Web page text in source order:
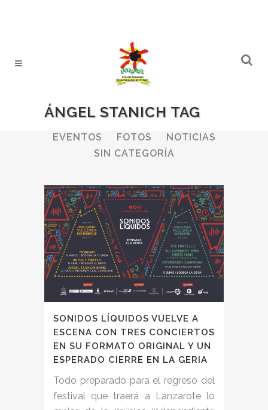
ÁNGEL STANICH TAG
ALL BODEGAS
BOLETINES
EVENTOS
FOTOS
NOTICIAS
SIN CATEGORÍA
SONIDOS LÍQUIDOS VUELVE A
ESCENA CON TRES CONCIERTOS
EN SU FORMATO ORIGINAL Y UN
ESPERADO CIERRE EN LA GERIA
Todo preparado para el regreso del
festival que traerá a Lanzarote lo